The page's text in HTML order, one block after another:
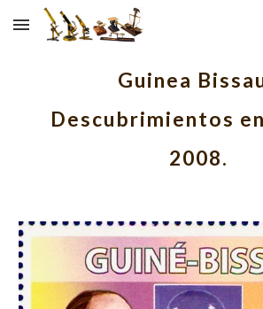
Skip to main content
Guinea
Descubrimientos
2008.